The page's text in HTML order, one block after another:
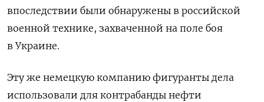
впоследствии были обнаружены в российской
военной технике, захваченной на поле боя
в Украине.
Эту же немецкую компанию фигуранты дела
использовали для контрабанды нефти